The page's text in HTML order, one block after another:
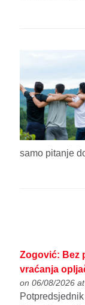
samo pitanje
Zogović: Bez
vraćanja
on 06/08/2026